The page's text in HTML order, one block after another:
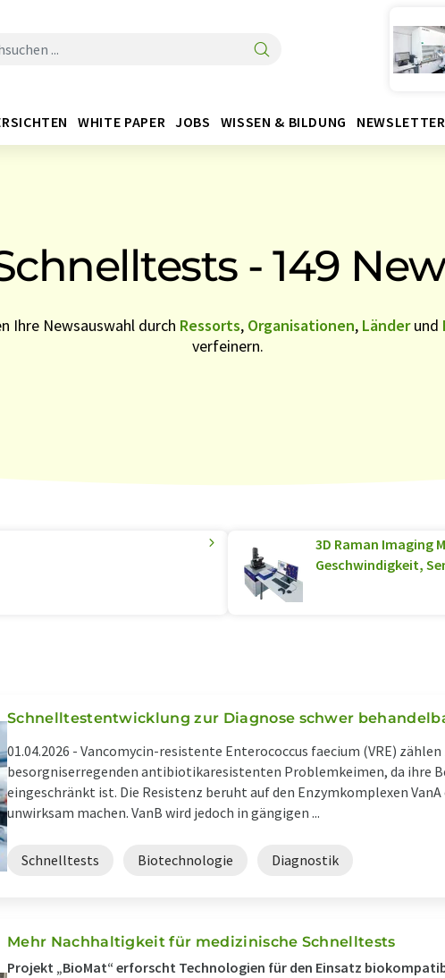
WHITE PAPER JOBS WISSEN & BILDUNG NEWSLETTER
- 149
Ihre Newsauswahl durch Ressorts, Organisationen, Länderund
verfeinern.
3D Raman Imaging
Geschwindigkeit,
Schnelltestentwicklung zur Diagnose schwer
01.04.2026 - Vancomycin-resistente Enterococcus faecium (VRE) zählen
besorgniserregenden antibiotikaresistenten Problemkeimen, da ihre
eingeschränkt ist. Die Resistenz beruht auf den Enzymkomplexen VanA
unwirksam machen. VanB wird jedoch in gängigen ...
Schnelltests Biotechnologie Diagnostik
Mehr Nachhaltigkeit für medizinische Schnelltests
Projekt „BioMat“ erforscht Technologien für den Einsatz